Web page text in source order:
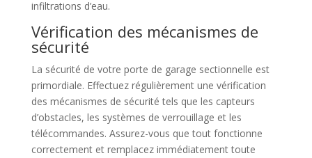
infiltrations d’eau.
Vérification des mécanismes de
sécurité
La sécurité de votre porte de garage sectionnelle est
primordiale. Effectuez régulièrement une vérification
des mécanismes de sécurité tels que les capteurs
d’obstacles, les systèmes de verrouillage et les
télécommandes. Assurez-vous que tout fonctionne
correctement et remplacez immédiatement toute